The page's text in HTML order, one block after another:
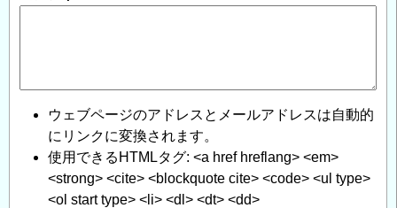
ウェブページのアドレスとメールアドレスは自動的
にリンクに変換されます。
使用できるHTMLタグ: <a href hreflang> <em>
<strong> <cite> <blockquote cite> <code> <ul type>
<ol start type> <li> <dl> <dt> <dd>